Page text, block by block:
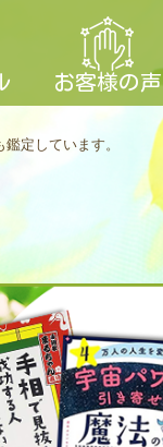
お客様の声
定しています。